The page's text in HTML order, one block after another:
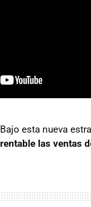
Bajo esta nueva
rentable las ventas